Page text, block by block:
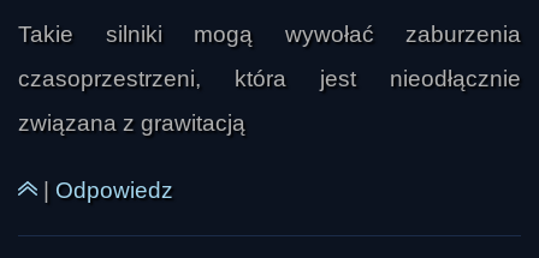
Takie silniki mogą wywołać zaburzenia
czasoprzestrzeni, która jest nieodłącznie
związana z grawitacją
Odpowiedz